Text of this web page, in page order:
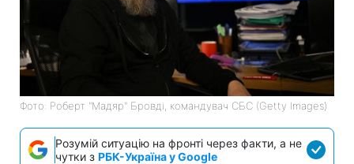
Фото: Роберт "Мадяр" Бровді, командувач СБС (Getty Images)
Розумій ситуацію на фронті через факти, а не
чутки з РБК-Україна у Google